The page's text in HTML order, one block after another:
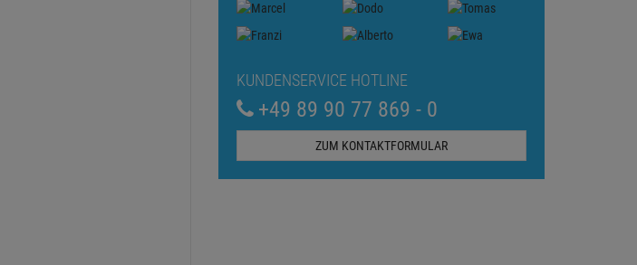
KUNDENSERVICE HOTLINE
+49 89 90 77 869 - 0
ZUM KONTAKTFORMULAR